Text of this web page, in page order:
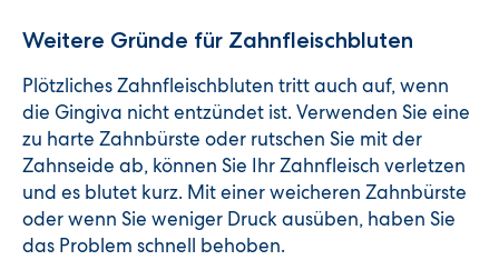
Weitere Gründe für Zahnfleischbluten
Plötzliches Zahnfleischbluten tritt auch auf, wenn
die Gingiva nicht entzündet ist. Verwenden Sie eine
zu harte Zahnbürste oder rutschen Sie mit der
Zahnseide ab, können Sie Ihr Zahnfleisch verletzen
und es blutet kurz. Mit einer weicheren Zahnbürste
oder wenn Sie weniger Druck ausüben, haben Sie
das Problem schnell behoben.